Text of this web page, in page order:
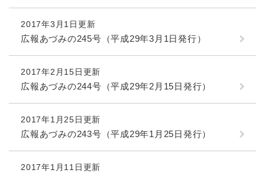
2017年3月1日更新
広報あづみの245号（平成29年3月1日発行）
2017年2月15日更新
広報あづみの244号（平成29年2月15日発行）
2017年1月25日更新
広報あづみの243号（平成29年1月25日発行）
2017年1月11日更新